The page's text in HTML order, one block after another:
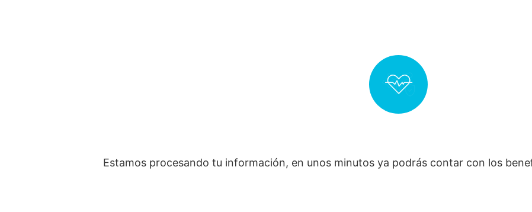
Estamos procesando tu información, en unos minutos ya podrás contar con los